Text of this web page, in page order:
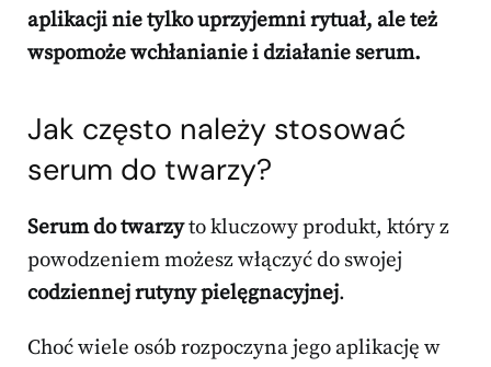
aplikacji nie tylko uprzyjemni rytuał, ale też
wspomoże wchłanianie i działanie serum.
Jak często należy stosować
serum do twarzy?
Serum do twarzyto kluczowy produkt, który z
powodzeniem możesz włączyć do swojej
codziennej rutyny pielęgnacyjnej.
Choć wiele osób rozpoczyna jego aplikację w